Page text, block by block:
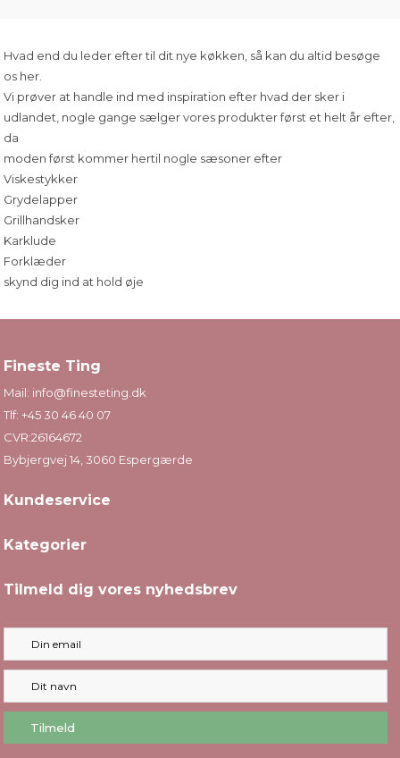
Hvad end du leder efter til dit nye køkken, så kan du altid besøge
os her.
Vi prøver at handle ind med inspiration efter hvad der sker i
udlandet, nogle gange sælger vores produkter først et helt år efter,
da
moden først kommer hertil nogle sæsoner efter
Viskestykker
Grydelapper
Grillhandsker
Karklude
Forklæder
skynd dig ind at hold øje
Fineste Ting
Mail: info@finesteting.dk
Tlf:+45 30 46 40 07
CVR:26164672
Bybjergvej 14, 3060 Espergærde
Kundeservice
Kategorier
Tilmeld dig vores nyhedsbrev